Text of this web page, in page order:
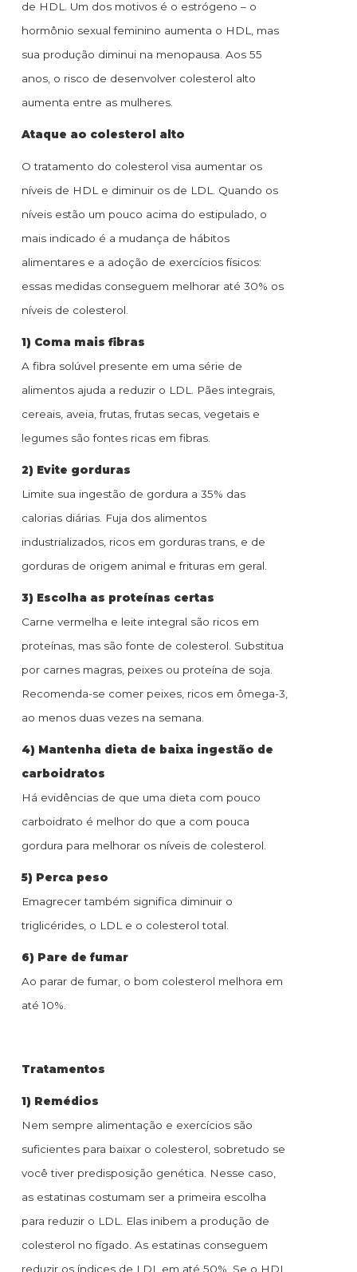
de HDL. Um dos motivos é o estrógeno – o
hormônio sexual feminino aumenta o HDL, mas
sua produção diminui na menopausa. Aos 55
anos, o risco de desenvolver colesterol alto
aumenta entre as mulheres.
Ataque ao colesterol alto
O tratamento do colesterol visa aumentar os
níveis de HDL e diminuir os de LDL. Quando os
níveis estão um pouco acima do estipulado, o
mais indicado é a mudança de hábitos
alimentares e a adoção de exercícios físicos:
essas medidas conseguem melhorar até 30% os
níveis de colesterol.
1) Coma mais fibras
A fibra solúvel presente em uma série de
alimentos ajuda a reduzir o LDL. Pães integrais,
cereais, aveia, frutas, frutas secas, vegetais e
legumes são fontes ricas em fibras.
2) Evite gorduras
Limite sua ingestão de gordura a 35% das
calorias diárias. Fuja dos alimentos
industrializados, ricos em gorduras trans, e de
gorduras de origem animal e frituras em geral.
3) Escolha as proteínas certas
Carne vermelha e leite integral são ricos em
proteínas, mas são fonte de colesterol. Substitua
por carnes magras, peixes ou proteína de soja.
Recomenda-se comer peixes, ricos em ômega-3,
ao menos duas vezes na semana.
4) Mantenha dieta de baixa ingestão de
carboidratos
Há evidências de que uma dieta com pouco
carboidrato é melhor do que a com pouca
gordura para melhorar os níveis de colesterol.
5) Perca peso
Emagrecer também significa diminuir o
triglicérides, o LDL e o colesterol total.
6) Pare de fumar
Ao parar de fumar, o bom colesterol melhora em
até 10%.
Tratamentos
1) Remédios
Nem sempre alimentação e exercícios são
suficientes para baixar o colesterol, sobretudo se
você tiver predisposição genética. Nesse caso,
as estatinas costumam ser a primeira escolha
para reduzir o LDL. Elas inibem a produção de
colesterol no fígado. As estatinas conseguem
reduzir os índices de LDL em até 50%. Se o HDL